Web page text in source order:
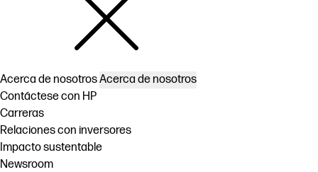
Acerca de nosotrosAcerca de nosotros
Contáctese con HP
Carreras
Relaciones con inversores
Impacto sustentable
Newsroom